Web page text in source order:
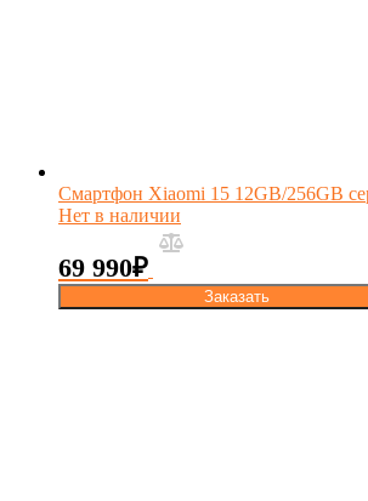
Смартфон Xiaomi 15 12GB/256GB
Нет в наличии
69 990₽
Заказать